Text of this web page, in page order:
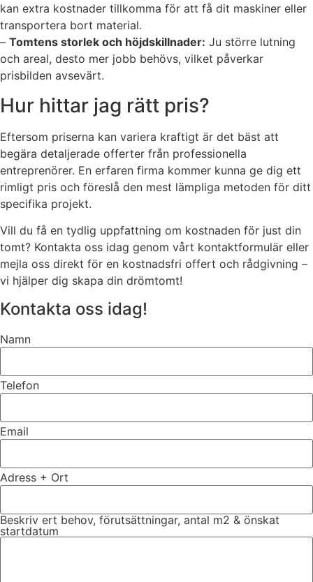
kan extra kostnader tillkomma för att få dit maskiner eller
transportera bort material.
– Tomtens storlek och höjdskillnader: Ju större lutning
och areal, desto mer jobb behövs, vilket påverkar
prisbilden avsevärt.
Hur hittar jag rätt pris?
Eftersom priserna kan variera kraftigt är det bäst att
begära detaljerade offerter från professionella
entreprenörer. En erfaren firma kommer kunna ge dig ett
rimligt pris och föreslå den mest lämpliga metoden för ditt
specifika projekt.
Vill du få en tydlig uppfattning om kostnaden för just din
tomt? Kontakta oss idag genom vårt kontaktformulär eller
mejla oss direkt för en kostnadsfri offert och rådgivning –
vi hjälper dig skapa din drömtomt!
Kontakta oss idag!
Namn
Telefon
Email
Adress + Ort
Beskriv ert behov, förutsättningar, antal m2 & önskat
startdatum